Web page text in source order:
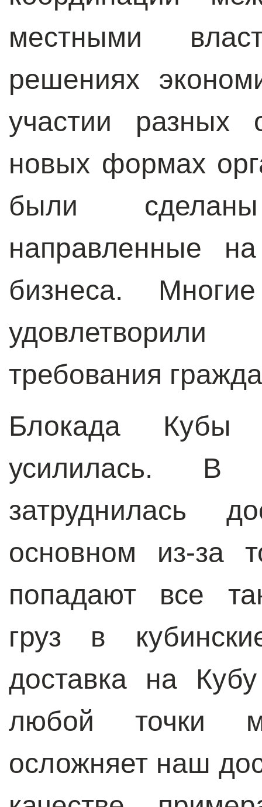
местными
решениях
участии разных
новых формах
были
направленные
бизнеса.
требования
Блокада
усилилась. В
затруднилась
основном из-за
попадают все
груз в
доставка на
любой точки
осложняет наш